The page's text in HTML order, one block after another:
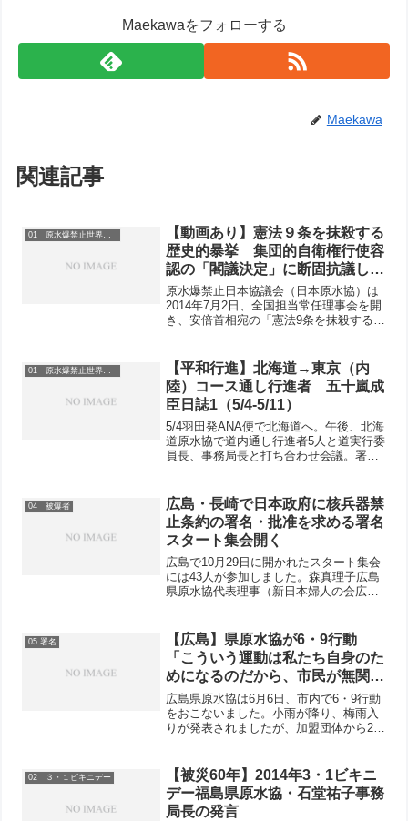
Maekawaをフォローする
Maekawa
関連記事
01 原水爆禁止世界大会
【動画あり】憲法９条を抹殺する
歴史的暴挙 集団的自衛権行使容
認の「閣議決定」に断固抗議し、
即時撤回を要求する決議を出し、
首相官邸前で緊急行動−日本原水
協全国担当常任理事会
原水爆禁止日本協議会（日本原水協）は
2014年7月2日、全国担当常任理事会を開
き、安倍首相宛の「憲法9条を抹殺する歴
する」を決議しました。【抗議】憲法９
条を抹殺する歴史...
01 原水爆禁止世界大会
【平和行進】北海道→東京（内
陸）コース通し行進者 五十嵐成
臣日誌1（5/4-5/11）
5/4羽田発ANA便で北海道へ。午後、北海
道原水協で道内通し行進者5人と道実行委
員長、事務局長と打ち合わせ会議。署
朝7時30分発特急「宗谷」で稚内へ。稚
内港からフェ...
04 被爆者
広島・長崎で日本政府に核兵器禁
止条約の署名・批准を求める署名
スタート集会開く
広島で10月29日に開かれたスタート集会
には43人が参加しました。森真理子広島
県原水協代表理事（新日本婦人の会広島
事は、セントビンセント・グレナディー
ンのラルフ・ゴンザ...
05 署名
【広島】県原水協が6・9行動
「こういう運動は私たち自身のた
めになるのだから、市民が無関心
ではいけませんね」と話しながら
女性が署名
広島県原水協は6月6日、市内で6・9行動
をおこないました。小雨が降り、梅雨入
りが発表されましたが、加盟団体から22
両代表理事、大平前衆議院議員がマイク
で、南北会談での「...
02 ３・１ビキニデー
【被災60年】2014年3・1ビキニ
デー福島県原水協・石堂祐子事務
局長の発言